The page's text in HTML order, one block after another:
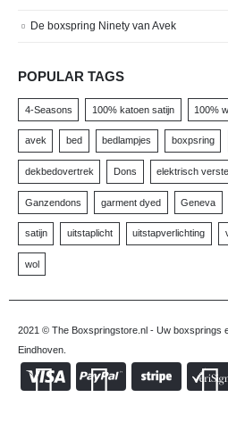
De boxspring Ninety van Avek
POPULAR TAGS
4-Seasons 100% katoen satijn 100%
avek bed bedlampjes boxpsring
dekbedovertrek Dons elektrisch
Ganzendons garment dyed Geneva
satijn uitstaplicht uitstapverlichting
wol
2021 © The Boxspringstore.nl - Uw boxsprings
Eindhoven.